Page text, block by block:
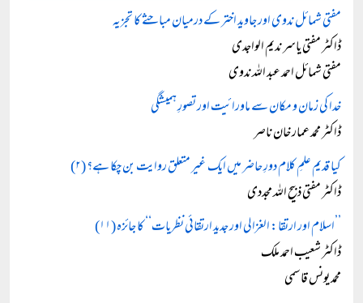
مفتی شمائل ندوی اور جاوید اختر کے درمیان مباحثے کا تجزیہ
ڈاکٹر مفتی یاسر ندیم الواجدی
مفتی شمائل احمد عبد اللہ ندوی
خدا کی زمان و مکان سے ماورائیت اور تصورِ ہمیشگی
ڈاکٹر محمد عمار خان ناصر
کیا قدیم علمِ کلام دورِ حاضر میں ایک غیر متعلق روایت بن چکا ہے؟ (۲)
ڈاکٹر مفتی ذبیح اللہ مجددی
’’اسلام اور ارتقا: الغزالی اور جدید ارتقائی نظریات‘‘ کا جائزہ (۱۱)
ڈاکٹر شعیب احمد ملک
محمد یونس قاسمی